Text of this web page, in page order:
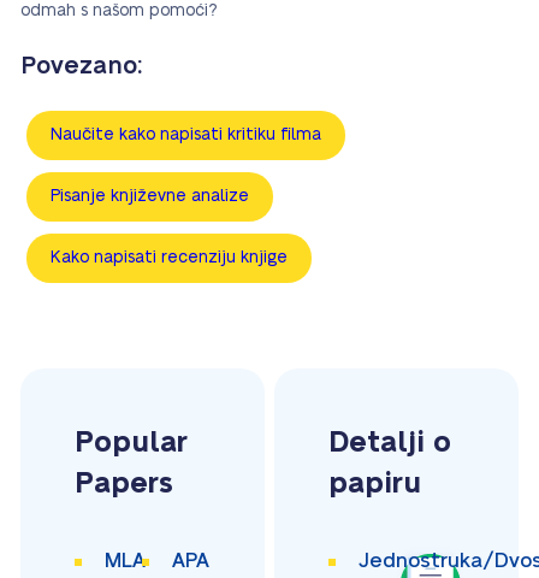
odmah s našom pomoći?
Povezano:
Naučite kako napisati kritiku filma
Pisanje književne analize
Kako napisati recenziju knjige
Popular
Papers
MLA
APA
Detalji o
papiru
Jednostruka/